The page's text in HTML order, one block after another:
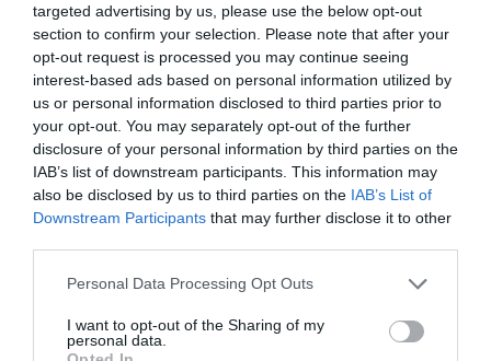
targeted advertising by us, please use the below opt-out
section to confirm your selection. Please note that after your
opt-out request is processed you may continue seeing
interest-based ads based on personal information utilized by
us or personal information disclosed to third parties prior to
your opt-out. You may separately opt-out of the further
disclosure of your personal information by third parties on the
IAB’s list of downstream participants. This information may
also be disclosed by us to third parties on the IAB’s List of
Downstream Participants that may further disclose it to other
Please note that this website/app uses one or more Google
not limited to your visit or usage behaviour. You may click to
grant or deny consent to Google and its third-party tags to
Personal Data Processing Opt Outs
I want to opt-out of the Sharing of my
personal data.
Ενώ σε κάθε αγορά υπάρχουν χρήστες που
υιοθετούν πρώιμα τοAI, ο ρυθμός
υιοθέτησης δεν είναι παντού ομοιόμορφος.
Η έρευνα εντοπίζει οκτώ «πρωτοπόρες»
αγορές, οι οποίες έχουν προχωρήσει
περισσότερο στο ταξίδι της τεχνητής
νοημοσύνης. Εκεί, η χρήση είναι ευρύτερη,
πιο συχνή και βαθιά ενσωματωμένη στην
καθημερινή ζωή. Αυτές οι αγορές
Βραζιλία, το Μεξικό, τη Σαουδική Αραβία, τα